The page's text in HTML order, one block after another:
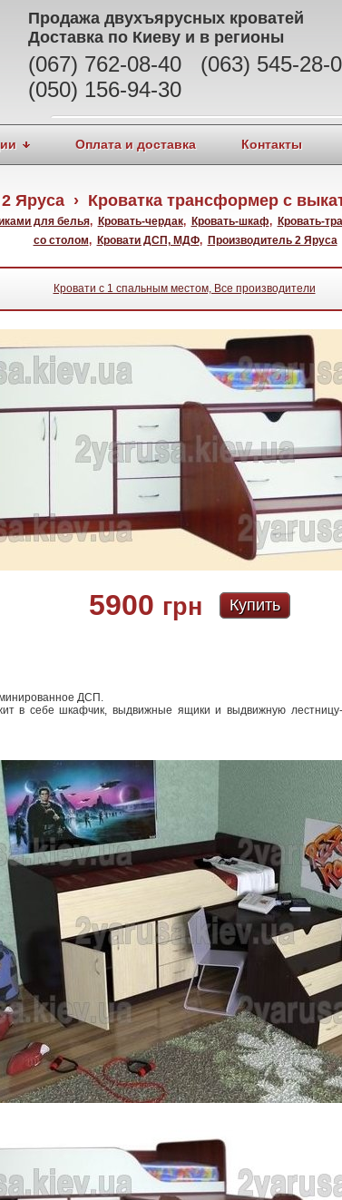
Продажа двухъярусных кроватей
Доставка по Киеву и в регионы
(067) 762-08-40 (063) 545-28-
(050) 156-94-30
Оплата и доставка Контакты
Яруса › Кроватка трансформер с
для белья, Кровать-чердак, Кровать-шкаф, Кровать-
со столом, Кровати ДСП, МДФ, Производитель 2 Яруса
Кровати с 1 спальным местом, Все производители
5900 грн Купить
ДСП.
в себе шкафчик, выдвижные ящики и выдвижную